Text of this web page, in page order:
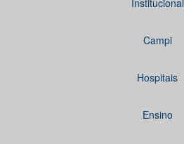
Institucional
Campi
Hospitais
Ensino